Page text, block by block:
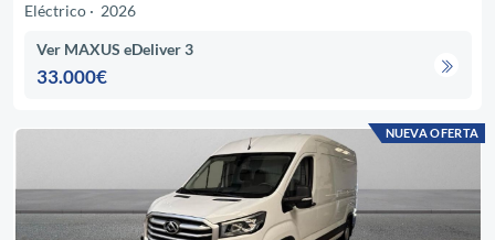
Eléctrico
2026
Ver MAXUS eDeliver 3
33.000€
NUEVA OFERTA